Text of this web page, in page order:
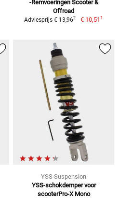
-Remvoeringen Scooter &
Offroad
Adviesprijs € 13,962 € 10,511
YSS Suspension
YSS-schokdemper voor
scooterPro-X Mono